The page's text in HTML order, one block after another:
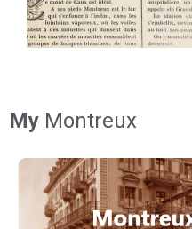
My Montreux